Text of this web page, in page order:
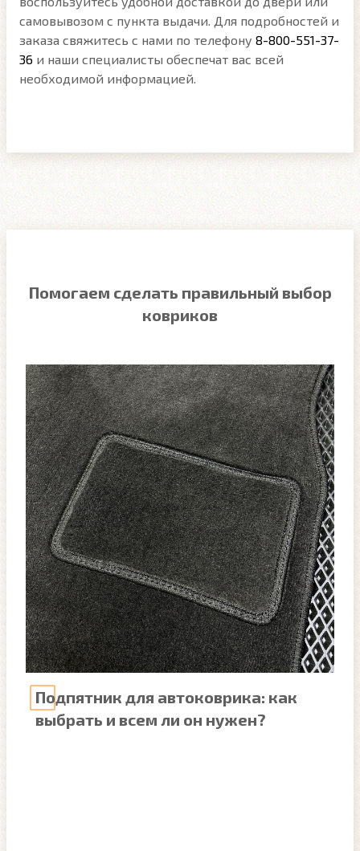
самовывозом с пункта выдачи. Для подробностей и
заказа свяжитесь с нами по телефону 8-800-551-37-
36 и наши специалисты обеспечат вас всей
необходимой информацией.
Помогаем сделать правильный выбор
ковриков
Подпятник для автоковрика: как
выбрать и всем ли он нужен?